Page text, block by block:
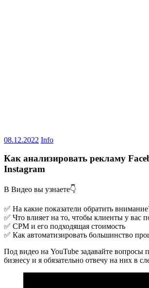
08.12.2022 Info
Как анализировать рекламу
Instagram
В Видео вы узнаете👇
✅ На какие показатели обратить
✅ Что влияет на то, чтобы клиенты у вас
✅ СРМ и его подходящая стоимость
✅ Как автоматизировать большинство
Под видео на YouTube задавайте вопросы
бизнесу и я обязательно отвечу на них в